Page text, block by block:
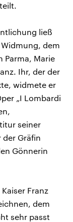
ließ
dem
Parma, Marie
Ihr, der der
widmete er
„I Lombardi
seiner
Gräfin
Gönnerin
Franz
dem
sehr passt